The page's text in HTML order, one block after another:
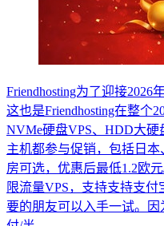
Friendhosting为了迎接2026
这也是Friendhosting在整个
NVMe硬盘VPS、HDD大硬
主机都参与促销，包括日
房可选，优惠后最低1.2欧
限流量VPS，支持支持支
要的朋友可以入手一试。